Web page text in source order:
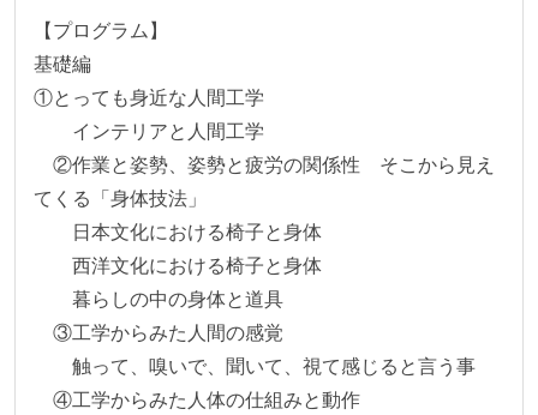
【プログラム】
基礎編
①とっても身近な人間工学
インテリアと人間工学
②作業と姿勢、姿勢と疲労の関係性　そこから見え
てくる「身体技法」
日本文化における椅子と身体
西洋文化における椅子と身体
暮らしの中の身体と道具
③工学からみた人間の感覚
触って、嗅いで、聞いて、視て感じると言う事
④工学からみた人体の仕組みと動作